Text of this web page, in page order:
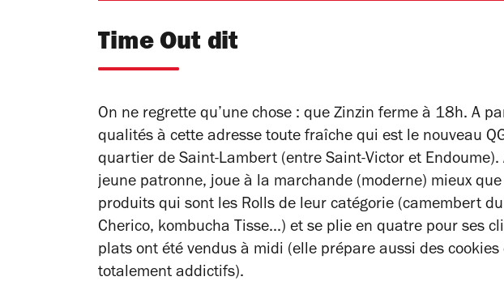
Time Out dit
On ne regrette qu’une chose : que Zinzin ferme à 18h. A
qualités à cette adresse toute fraîche qui est le nouveau
quartier de Saint-Lambert (entre Saint-Victor et
jeune patronne, joue à la marchande (moderne) mieux
produits qui sont les Rolls de leur catégorie (camembert
Cherico, kombucha Tisse...) et se plie en quatre pour ses
plats ont été vendus à midi (elle prépare aussi des
totalement addictifs).